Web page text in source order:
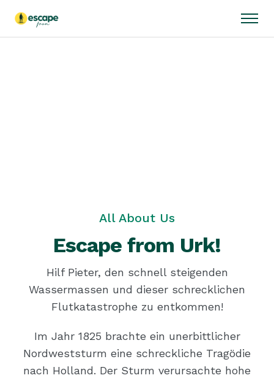
All About Us
Escape from Urk!
Hilf Pieter, den schnell steigenden
Wassermassen und dieser schrecklichen
Flutkatastrophe zu entkommen!
Im Jahr 1825 brachte ein unerbittlicher
Nordweststurm eine schreckliche Tragödie
nach Holland. Der Sturm verursachte hohe